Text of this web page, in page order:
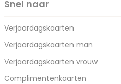
Snel naar
Verjaardagskaarten
Verjaardagskaarten man
Verjaardagskaarten vrouw
Complimentenkaarten